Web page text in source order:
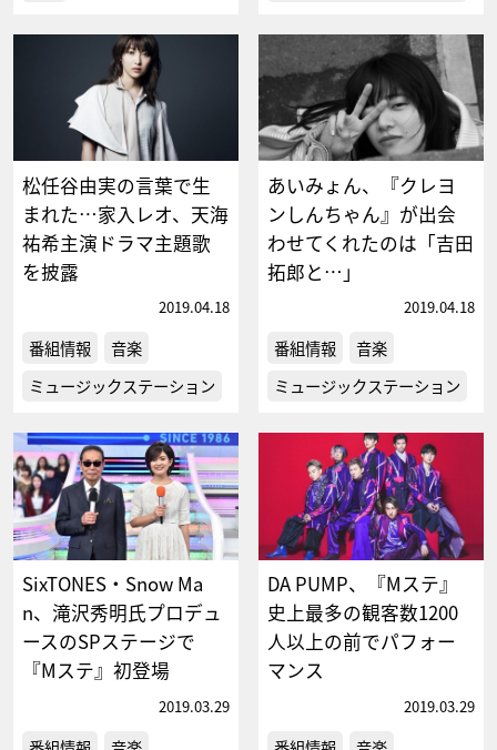
松任谷由実の言葉で生
まれた…家入レオ、天海
祐希主演ドラマ主題歌
を披露
2019.04.18
番組情報
音楽
ミュージックステーション
あいみょん、『クレヨ
ンしんちゃん』が出会
わせてくれたのは「吉田
拓郎と…」
2019.04.18
番組情報
音楽
ミュージックステーション
SixTONES・Snow Ma
n、滝沢秀明氏プロデュ
ースのSPステージで
『Mステ』初登場
2019.03.29
DA PUMP、『Mステ』
史上最多の観客数1200
人以上の前でパフォー
マンス
2019.03.29